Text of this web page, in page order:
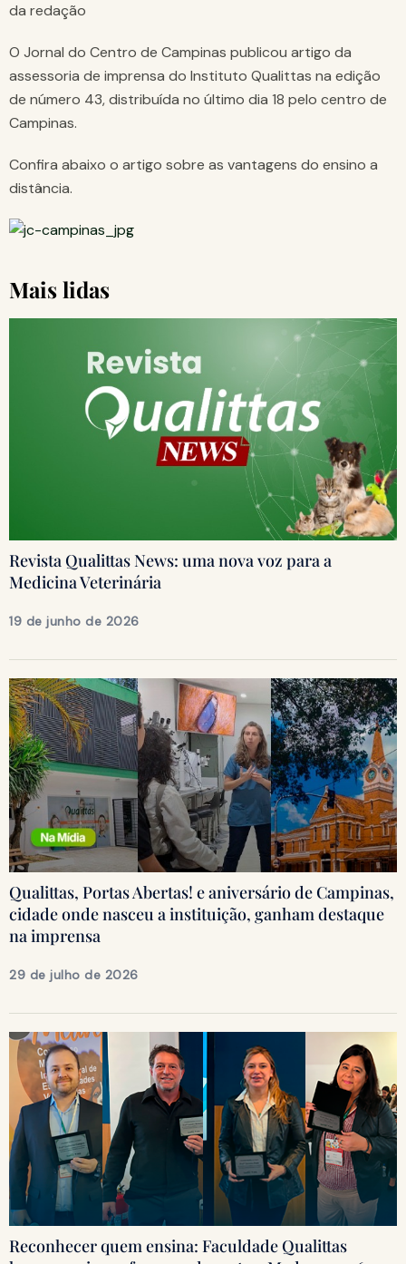
da redação
O Jornal do Centro de Campinas publicou artigo da
assessoria de imprensa do Instituto Qualittas na edição
de número 43, distribuída no último dia 18 pelo centro de
Campinas.
Confira abaixo o artigo sobre as vantagens do ensino a
distância.
Mais lidas
Revista Qualittas News: uma nova voz para a
Medicina Veterinária
19 de junho de 2026
Qualittas, Portas Abertas! e aniversário de Campinas,
cidade onde nasceu a instituição, ganham destaque
na imprensa
29 de julho de 2026
Reconhecer quem ensina: Faculdade Qualittas